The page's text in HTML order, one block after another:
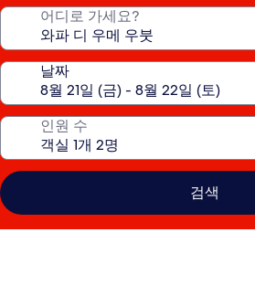
어디로 가세요?
날짜
인원 수
검색